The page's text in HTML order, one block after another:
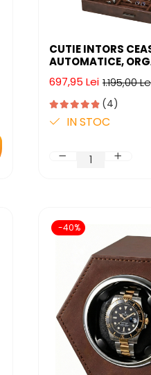
CUTIE INTORS
AUTOMATICE,
BIJUTERII, WATCH
PREMIUM, 4
PRESETATE,
1.195,00
697,95 Lei
(4)
IN STOC
-40%